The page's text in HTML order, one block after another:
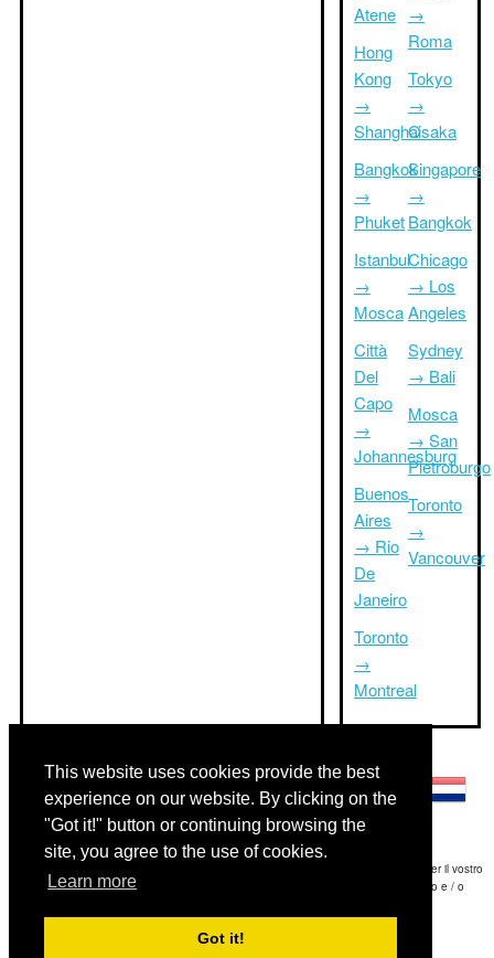
This website uses cookies provide the best
experience on our website. By clicking on the
"Got it!" button or continuing browsing the
site, you agree to the use of cookies.
Learn more
Got it!
Atene
Hong
Kong
→
Shanghai
Bangkok
→
Phuket
Istanbul
→
Mosca
Città
Del
Capo
→
Johannesburg
Buenos
Aires
→ Rio
De
Janeiro
Toronto
→
Montreal
→
Roma
Tokyo
→
Osaka
Singapore
→
Bangkok
Chicago
→ Los
Angeles
Sydney
→ Bali
Mosca
→ San
Pietroburgo
Toronto
→
Vancouver
Disclaimer: Le informazioni visualizzate su questo sito è la nostra migliore stima e per il vostro
riferimento soltanto.Triptimeto.com non è responsabile di eventuali ritardi viaggio e / o